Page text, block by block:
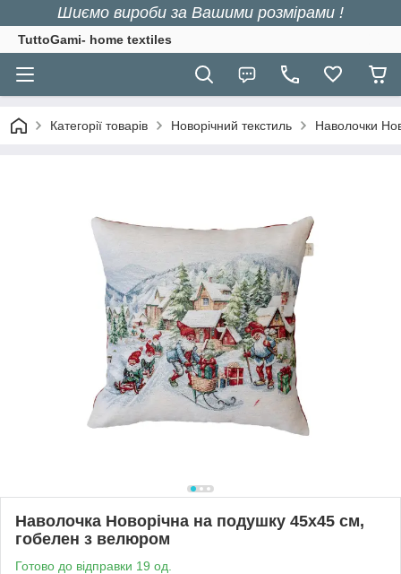
Шиємо вироби за Вашими розмірами !
TuttoGami- home textiles
Категорії товарів Новорічний текстиль Наволочки
Наволочка Новорічна на подушку 45х45 см,
гобелен з велюром
Готово до відправки 19 од.